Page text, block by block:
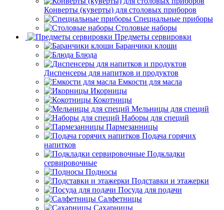
Конверты (куверты) для столовых приборов
Специальные приборы
Столовые наборы
Предметы сервировки
Баранчики клоши
Блюда
Диспенсеры для напитков и продуктов
Емкости для масла
Икорницы
Кокотницы
Мельницы для специй
Наборы для специй
Пармезанницы
Подача горячих
напитков
Подкладки
сервировочные
Подносы
Подставки и этажерки
Посуда для подачи
Салфетницы
Сахарницы